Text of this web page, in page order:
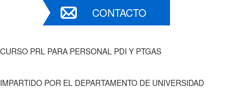
CONTACTO
CURSO PRL PARA PERSONAL PDI Y PTGAS
IMPARTIDO POR EL DEPARTAMENTO DE UNIVERSIDAD